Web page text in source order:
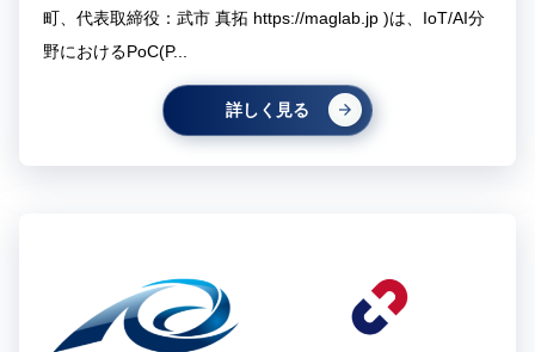
町、代表取締役：武市 真拓 https://maglab.jp )は、IoT/AI分
野におけるPoC(P...
詳しく見る